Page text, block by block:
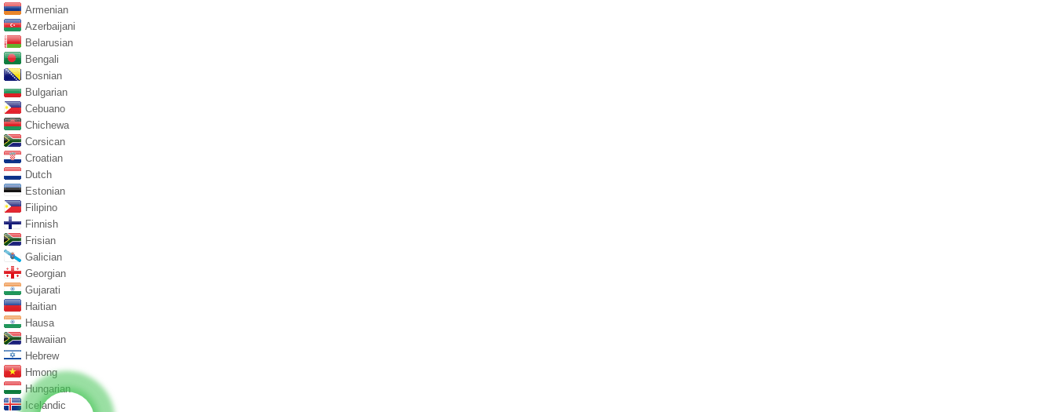
Armenian
Azerbaijani
Belarusian
Bengali
Bosnian
Bulgarian
Cebuano
Chichewa
Corsican
Croatian
Dutch
Estonian
Filipino
Finnish
Frisian
Galician
Georgian
Gujarati
Haitian
Hausa
Hawaiian
Hebrew
Hmong
Hungarian
Icelandic